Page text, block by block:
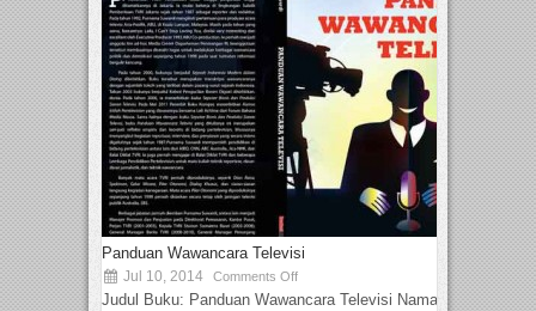
Panduan Wawancara Televisi
Jul 10, 2014 Comments Off
Judul Buku: Panduan Wawancara Televisi Nama